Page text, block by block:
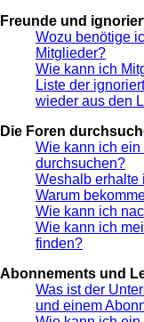
Freunde und
Wozu benötige
Mitglieder?
Wie kann ich
Liste der
wieder aus den
Die Foren
Wie kann ich ein
durchsuchen?
Weshalb erhalte
Warum
Wie kann ich
Wie kann ich
finden?
Abonnements und
Was ist der
und einem